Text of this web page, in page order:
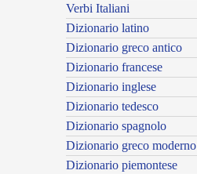
Verbi Italiani
Dizionario latino
Dizionario greco antico
Dizionario francese
Dizionario inglese
Dizionario tedesco
Dizionario spagnolo
Dizionario greco moderno
Dizionario piemontese